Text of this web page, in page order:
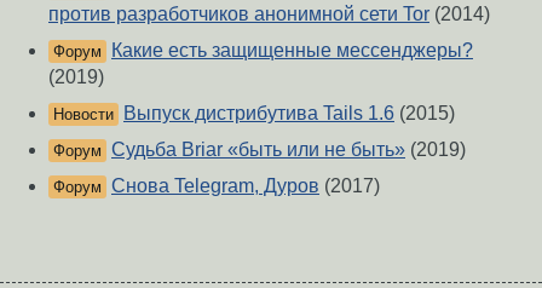
против разработчиков анонимной сети Tor (2014)
Форум
Какие есть защищенные мессенджеры?
(2019)
Новости Выпуск дистрибутива Tails 1.6 (2015)
Форум Судьба Briar «быть или не быть» (2019)
Форум Снова Telegram, Дуров (2017)